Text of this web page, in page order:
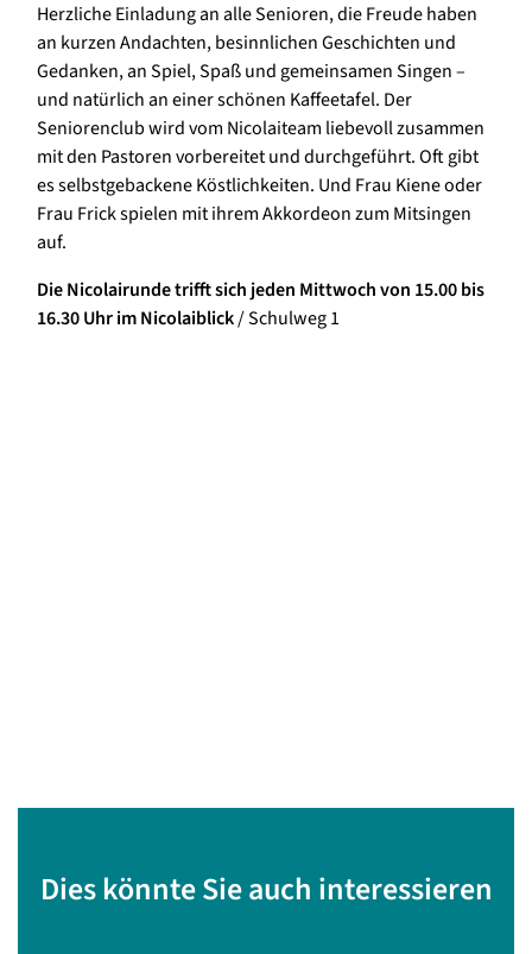
Herzliche Einladung an alle Senioren, die Freude haben
an kurzen Andachten, besinnlichen Geschichten und
Gedanken, an Spiel, Spaß und gemeinsamen Singen –
und natürlich an einer schönen Kaffeetafel. Der
Seniorenclub wird vom Nicolaiteam liebevoll zusammen
mit den Pastoren vorbereitet und durchgeführt. Oft gibt
es selbstgebackene Köstlichkeiten. Und Frau Kiene oder
Frau Frick spielen mit ihrem Akkordeon zum Mitsingen
auf.
Die Nicolairunde trifft sich jeden Mittwoch von 15.00 bis
16.30 Uhr im Nicolaiblick/ Schulweg 1
Dies könnte Sie auch interessieren